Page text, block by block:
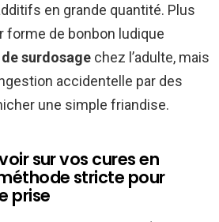
en grande quantité. Plus
forme de bonbon ludique
surdosage chez l’adulte, mais
accidentelle par des
une simple friandise.
sur vos cures en
stricte pour
prise